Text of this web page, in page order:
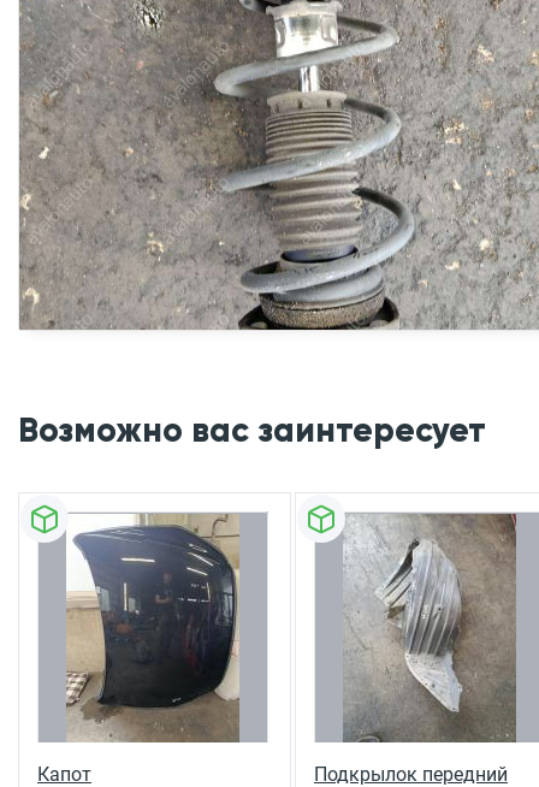
Возможно вас заинтересует
Капот
Подкрылок передний